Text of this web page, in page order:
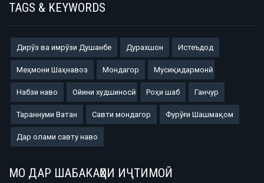
TAGS & KEYWORDS
Дирӯз ва имрӯзи Душанбе Дурахшон Истеъдод
Меҳмони Шаҳнавоз Мондагор Мусиқидармонӣ
Набзи наво Ойини худшиносӣ Роҳи шаб Ганчур
Тараннуми Ватан Савти мондагор Фурӯғи Шашмақом
Дар олами савту наво
МО ДАР ШАБАКАҲОИ ИҶТИМОӢ